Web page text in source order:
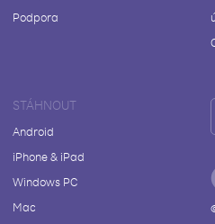
Podpora
STÁHNOUT
Android
iPhone & iPad
Windows PC
Mac